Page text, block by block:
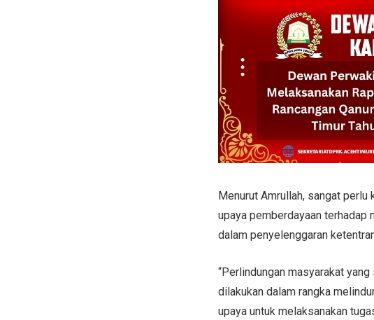
Menurut Amrullah, sangat perlu
upaya pemberdayaan terhadap
dalam penyelenggaran
“Perlindungan masyarakat
dilakukan dalam rangka
upaya untuk melaksanakan